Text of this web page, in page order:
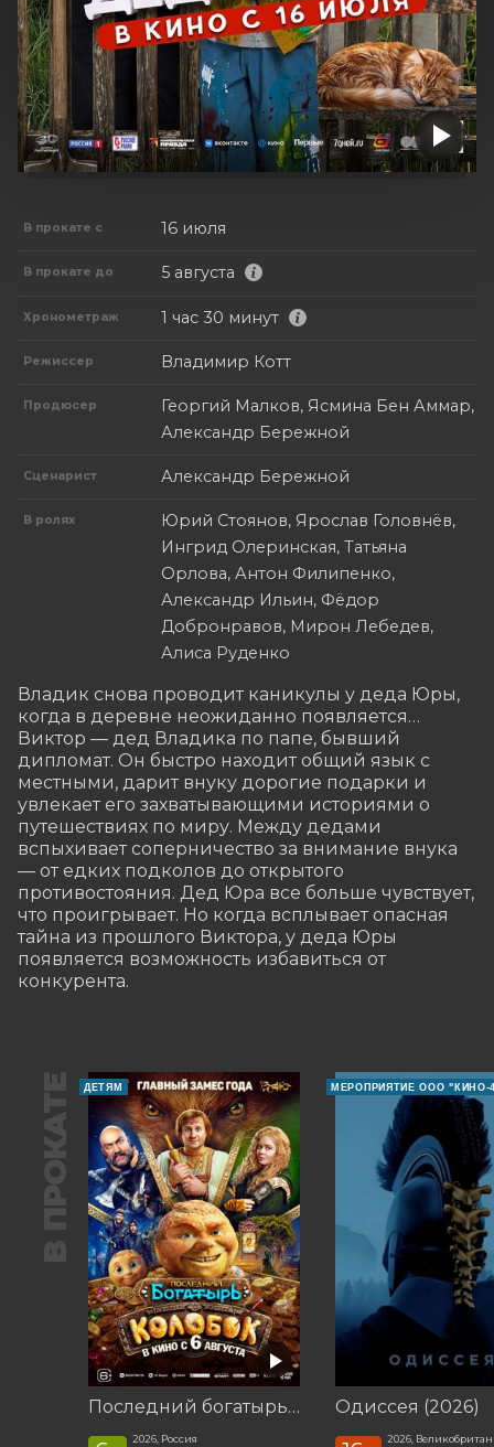
В прокате с 16 июля
В прокате до 5 августа
Хронометраж 1 час 30 минут
Режиссер Владимир Котт
Продюсер
Георгий Малков, Ясмина Бен Аммар,
Александр Бережной
Сценарист Александр Бережной
В ролях
Юрий Стоянов, Ярослав Головнёв,
Ингрид Олеринская, Татьяна
Орлова, Антон Филипенко,
Александр Ильин, Фёдор
Добронравов, Мирон Лебедев,
Алиса Руденко
Владик снова проводит каникулы у деда Юры,
когда в деревне неожиданно появляется…
Виктор — дед Владика по папе, бывший
дипломат. Он быстро находит общий язык с
местными, дарит внуку дорогие подарки и
увлекает его захватывающими историями о
путешествиях по миру. Между дедами
вспыхивает соперничество за внимание внука
— от едких подколов до открытого
противостояния. Дед Юра все больше чувствует,
что проигрывает. Но когда всплывает опасная
тайна из прошлого Виктора, у деда Юры
появляется возможность избавиться от
конкурента.
В ПРОКАТЕ ДЕТЯМ
Последний богатырь. Колобок
2026, Россия
МЕРОПРИЯТИЕ ООО "КИНО-
Одиссея (2026)
2026,